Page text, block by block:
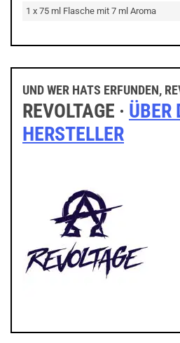
1 x 75 ml Flasche mit 7 ml Aroma
UND WER HATS ERFUNDEN,
REVOLTAGE · ÜBER
HERSTELLER